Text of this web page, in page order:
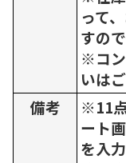
って
すの
※コ
いは
備考
※11
ート
を入